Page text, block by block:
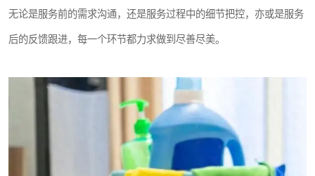
无论是服务前的需求沟通，还是服务过程中的细节把控，亦或是服务
后的反馈跟进，每一个环节都力求做到尽善尽美。